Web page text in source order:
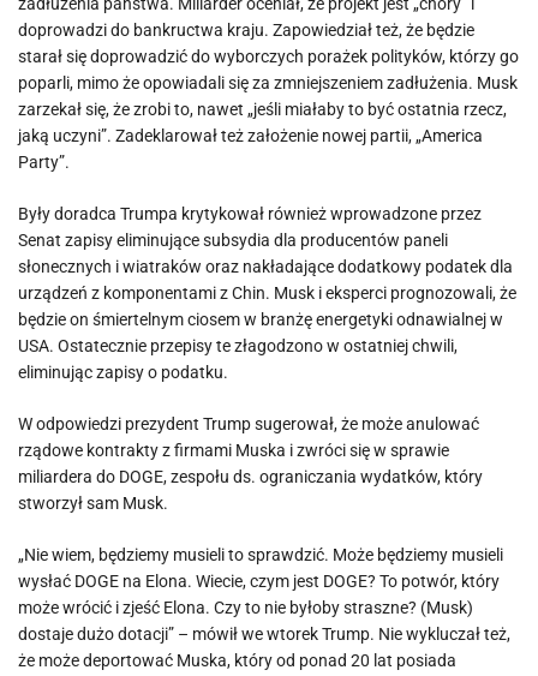
doprowadzi do bankructwa kraju. Zapowiedział też, że będzie
starał się doprowadzić do wyborczych porażek polityków, którzy go
poparli, mimo że opowiadali się za zmniejszeniem zadłużenia. Musk
zarzekał się, że zrobi to, nawet „jeśli miałaby to być ostatnia rzecz,
jaką uczyni”. Zadeklarował też założenie nowej partii, „America
Party”.
Były doradca Trumpa krytykował również wprowadzone przez
Senat zapisy eliminujące subsydia dla producentów paneli
słonecznych i wiatraków oraz nakładające dodatkowy podatek dla
urządzeń z komponentami z Chin. Musk i eksperci prognozowali, że
będzie on śmiertelnym ciosem w branżę energetyki odnawialnej w
USA. Ostatecznie przepisy te złagodzono w ostatniej chwili,
eliminując zapisy o podatku.
W odpowiedzi prezydent Trump sugerował, że może anulować
rządowe kontrakty z firmami Muska i zwróci się w sprawie
miliardera do DOGE, zespołu ds. ograniczania wydatków, który
stworzył sam Musk.
„Nie wiem, będziemy musieli to sprawdzić. Może będziemy musieli
wysłać DOGE na Elona. Wiecie, czym jest DOGE? To potwór, który
może wrócić i zjeść Elona. Czy to nie byłoby straszne? (Musk)
dostaje dużo dotacji” – mówił we wtorek Trump. Nie wykluczał też,
że może deportować Muska, który od ponad 20 lat posiada